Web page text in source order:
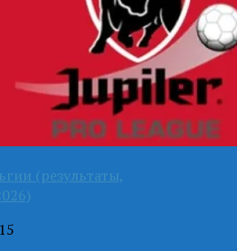
(результаты,